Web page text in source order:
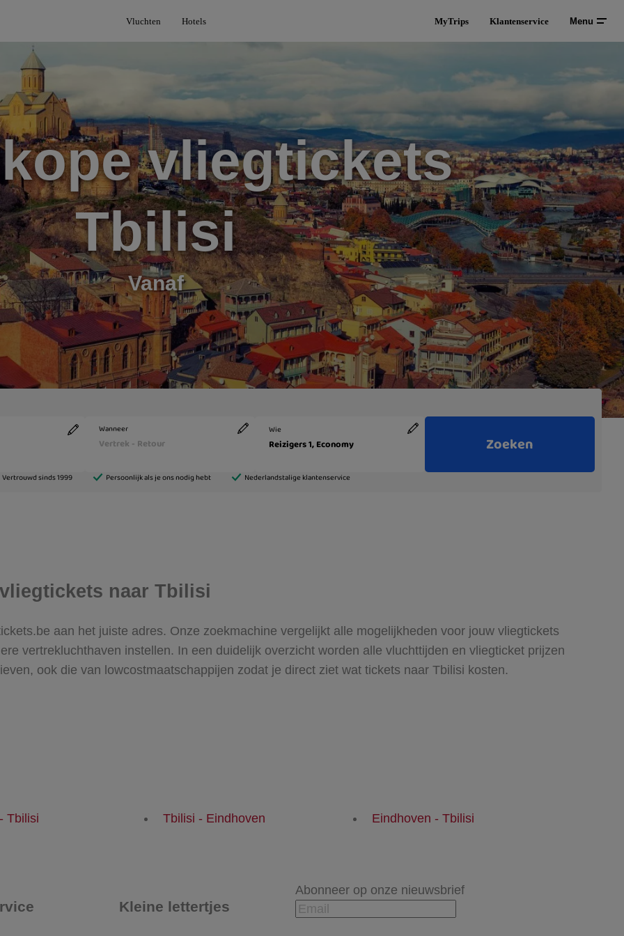
Vluchten Hotels MyTrips Klantenservice Menu
vliegtickets
Tbilisi
Vanaf
naar Tbilisi
aan het juiste adres. Onze zoekmachine vergelijkt alle mogelijkheden voor jouw vliegtickets
vertrekluchthaven instellen. In een duidelijk overzicht worden alle vluchttijden en vliegticket prijzen
ook die van lowcostmaatschappijen zodat je direct ziet wat tickets naar Tbilisi kosten.
Tbilisi Tbilisi - Eindhoven Eindhoven - Tbilisi
Kleine lettertjes
Abonneer op onze nieuwsbrief